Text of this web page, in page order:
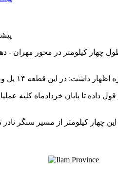
پیشرفت
چهار کیلومتر در محور مهران -
داده تا پایان خردادماه کلیه